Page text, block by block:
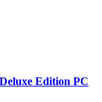
Edition PC